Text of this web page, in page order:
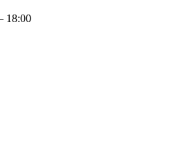
18:00